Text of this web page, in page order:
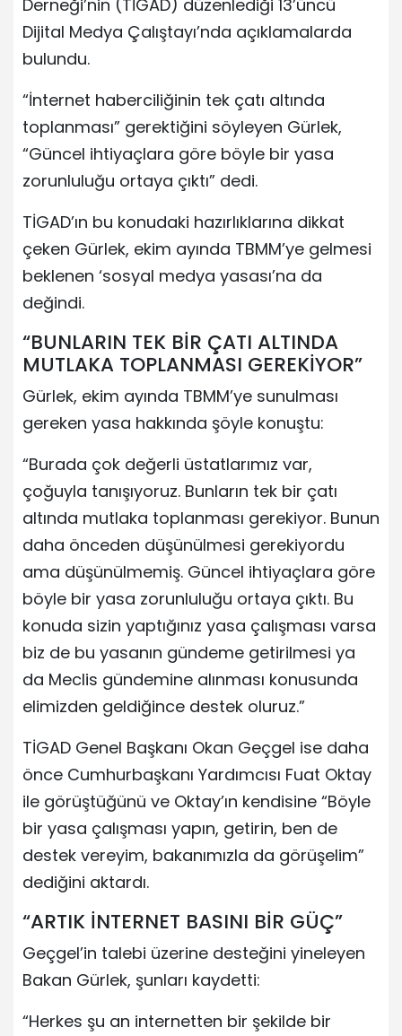
Derneği’nin (TİGAD) düzenlediği 13’üncü
Dijital Medya Çalıştayı’nda açıklamalarda
bulundu.
“İnternet haberciliğinin tek çatı altında
toplanması” gerektiğini söyleyen Gürlek,
“Güncel ihtiyaçlara göre böyle bir yasa
zorunluluğu ortaya çıktı” dedi.
TİGAD’ın bu konudaki hazırlıklarına dikkat
çeken Gürlek, ekim ayında TBMM’ye gelmesi
beklenen ‘sosyal medya yasası’na da
değindi.
“BUNLARIN TEK BİR ÇATI ALTINDA
MUTLAKA TOPLANMASI GEREKİYOR”
Gürlek, ekim ayında TBMM’ye sunulması
gereken yasa hakkında şöyle konuştu:
“Burada çok değerli üstatlarımız var,
çoğuyla tanışıyoruz. Bunların tek bir çatı
altında mutlaka toplanması gerekiyor. Bunun
daha önceden düşünülmesi gerekiyordu
ama düşünülmemiş. Güncel ihtiyaçlara göre
böyle bir yasa zorunluluğu ortaya çıktı. Bu
konuda sizin yaptığınız yasa çalışması varsa
biz de bu yasanın gündeme getirilmesi ya
da Meclis gündemine alınması konusunda
elimizden geldiğince destek oluruz.”
TİGAD Genel Başkanı Okan Geçgel ise daha
önce Cumhurbaşkanı Yardımcısı Fuat Oktay
ile görüştüğünü ve Oktay’ın kendisine “Böyle
bir yasa çalışması yapın, getirin, ben de
destek vereyim, bakanımızla da görüşelim”
dediğini aktardı.
“ARTIK İNTERNET BASINI BİR GÜÇ”
Geçgel’in talebi üzerine desteğini yineleyen
Bakan Gürlek, şunları kaydetti:
“Herkes şu an internetten bir şekilde bir